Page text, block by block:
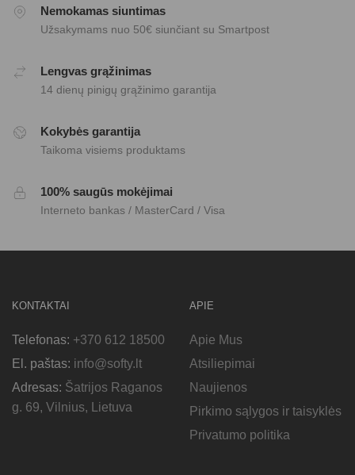
Nemokamas siuntimas
Užsakymams nuo 50€ siunčiant su Smartpost
Lengvas grąžinimas
14 dienų pinigų grąžinimo garantija
Kokybės garantija
Taikoma visiems produktams
100% saugūs mokėjimai
Interneto bankas / MasterCard / Visa
KONTAKTAI
Telefonas: +370 612 18500
El. paštas: info@softy.lt
Adresas: Šatrijos Raganos
g. 69, Vilnius, Lietuva
APIE
Apie Mus
Atsiliepimai
Naujienos
Pirkimo sąlygos ir taisyklės
Privatumo politika